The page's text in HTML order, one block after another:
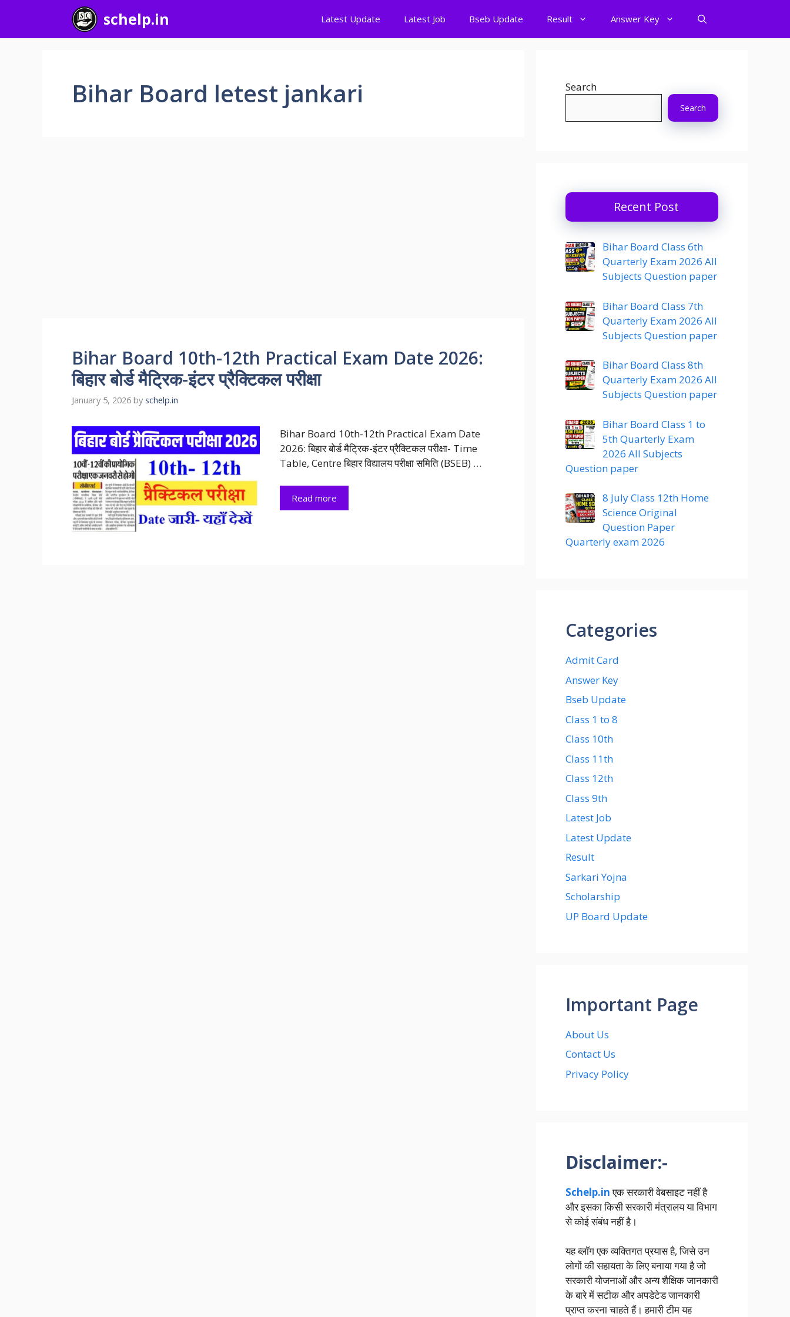
content
schelp.in Latest Update Latest Job Bseb Update Result Answer Key
Bihar Board letest jankari
Bihar Board 10th-12th Practical Exam Date 2026:
बिहार बोर्ड मैट्रिक-इंटर प्रैक्टिकल परीक्षा
January 5, 2026 by schelp.in
Bihar Board 10th-12th Practical Exam Date
2026: बिहार बोर्ड मैट्रिक-इंटर प्रैक्टिकल परीक्षा- Time
Table, Centre बिहार विद्यालय परीक्षा समिति (BSEB) …
Read more
Search
Search
Recent Post
Bihar Board Class 6th
Quarterly Exam 2026 All
Subjects Question paper
Bihar Board Class 7th
Quarterly Exam 2026 All
Subjects Question paper
Bihar Board Class 8th
Quarterly Exam 2026 All
Subjects Question paper
Bihar Board Class 1 to
5th Quarterly Exam
2026 All Subjects
Question paper
8 July Class 12th Home
Science Original
Question Paper
Quarterly exam 2026
Categories
Admit Card
Answer Key
Bseb Update
Class 1 to 8
Class 10th
Class 11th
Class 12th
Class 9th
Latest Job
Latest Update
Result
Sarkari Yojna
Scholarship
UP Board Update
Important Page
About Us
Contact Us
Privacy Policy
Disclaimer:-
Schelp.inएक सरकारी वेबसाइट नहीं है
और इसका किसी सरकारी मंत्रालय या विभाग
से कोई संबंध नहीं है।
यह ब्लॉग एक व्यक्तिगत प्रयास है, जिसे उन
लोगों की सहायता के लिए बनाया गया है जो
सरकारी योजनाओं और अन्य शैक्षिक जानकारी
के बारे में सटीक और अपडेटेड जानकारी
प्राप्त करना चाहते हैं। हमारी टीम यह